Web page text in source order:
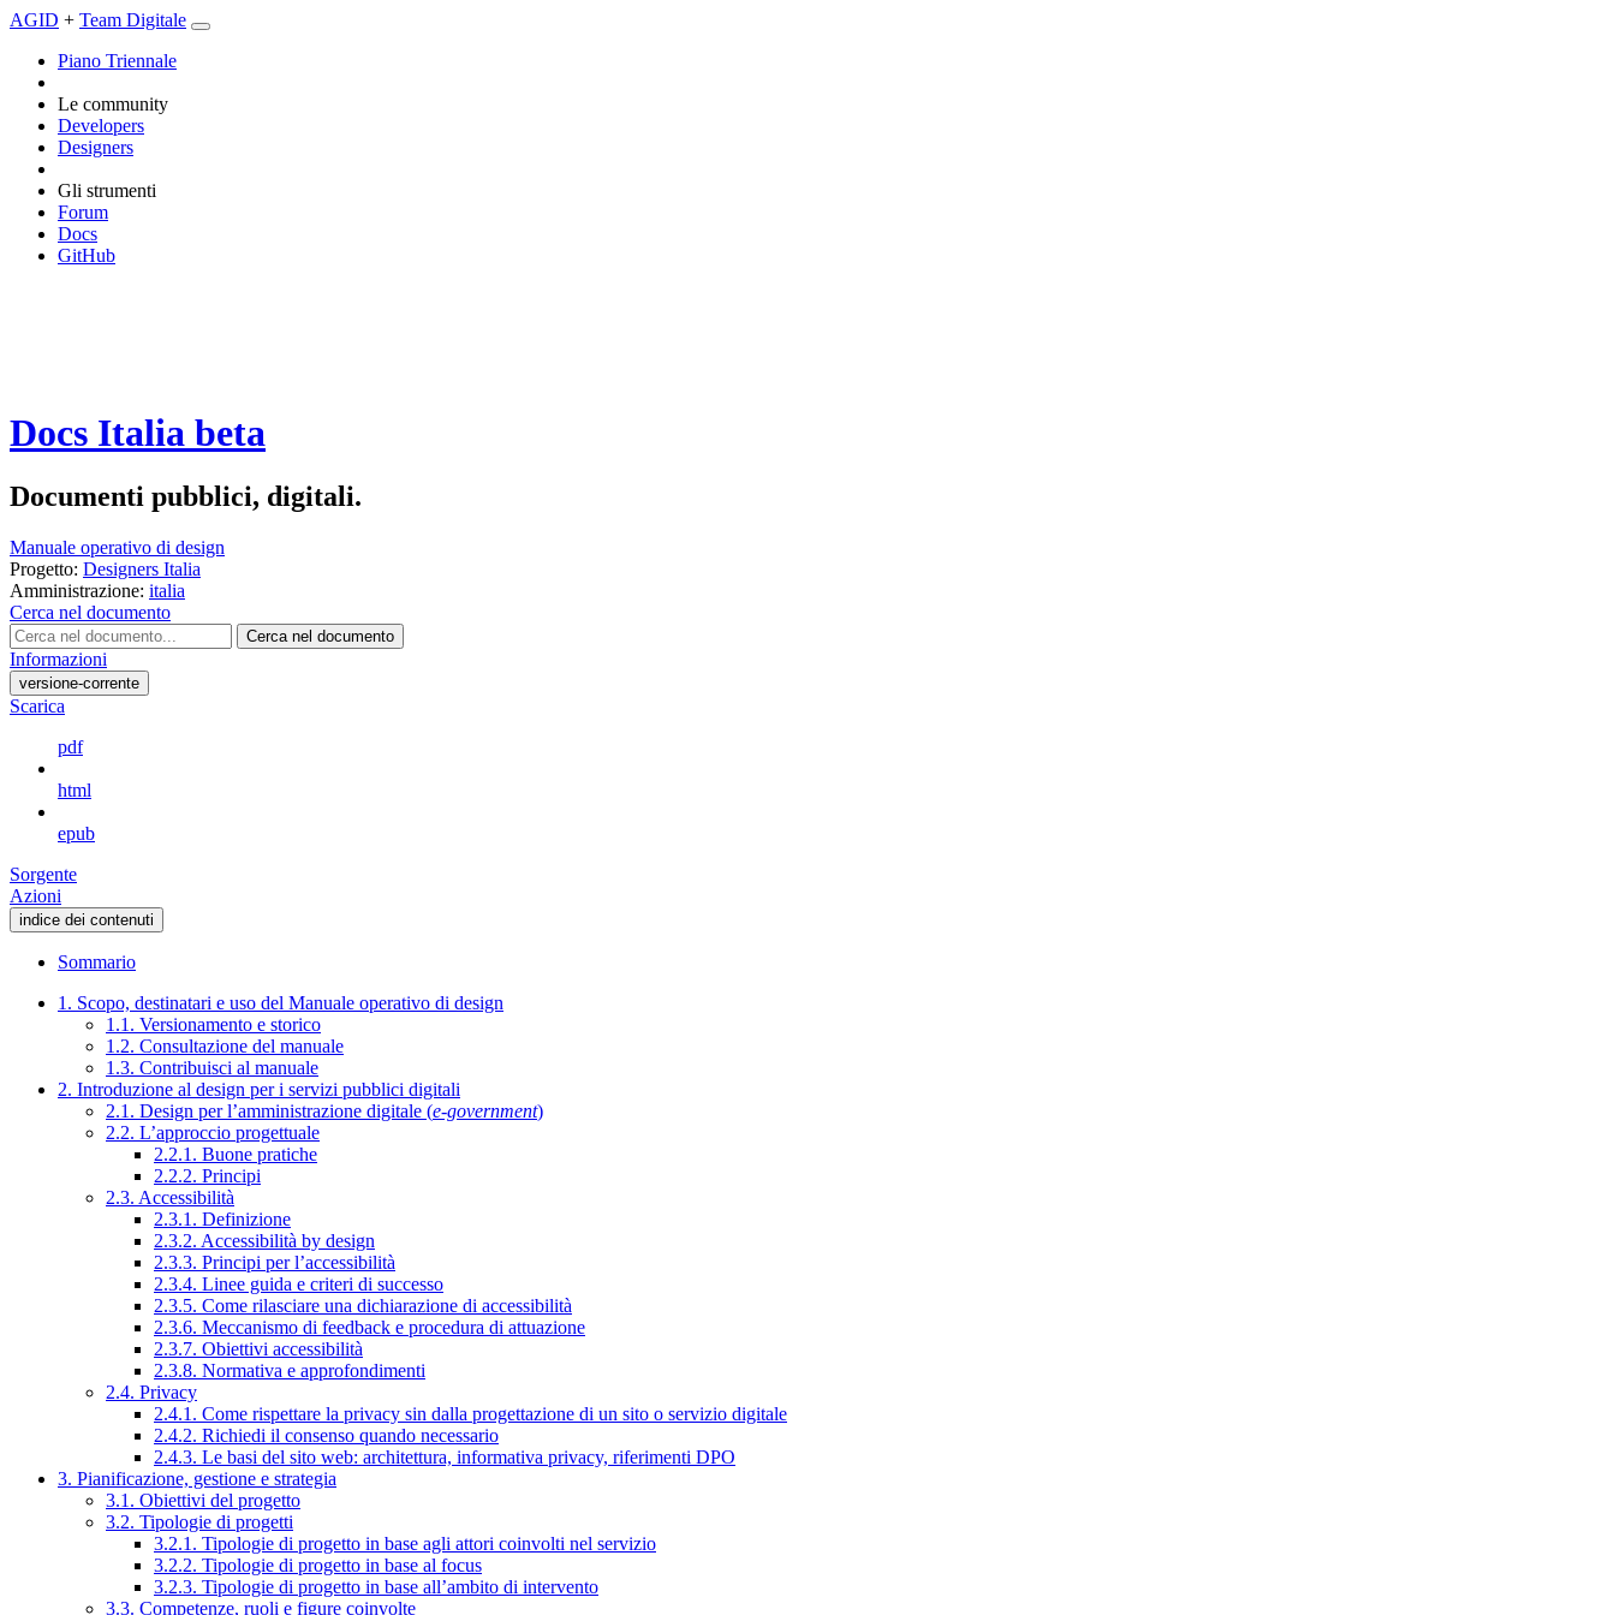
AGID + Team Digitale
Piano Triennale
Le community
Developers
Designers
Gli strumenti
Forum
Docs
GitHub
Docs Italia beta
Documenti pubblici, digitali.
Manuale operativo di design
Progetto: Designers Italia
Amministrazione: italia
Cerca nel documento
Cerca nel documento
Informazioni
versione-corrente
Scarica
pdf
html
epub
Sorgente
Azioni
indice dei contenuti
Sommario
1. Scopo, destinatari e uso del Manuale operativo di design
1.1. Versionamento e storico
1.2. Consultazione del manuale
1.3. Contribuisci al manuale
2. Introduzione al design per i servizi pubblici digitali
2.1. Design per l’amministrazione digitale (e-government)
2.2. L’approccio progettuale
2.2.1. Buone pratiche
2.2.2. Principi
2.3. Accessibilità
2.3.1. Definizione
2.3.2. Accessibilità by design
2.3.3. Principi per l’accessibilità
2.3.4. Linee guida e criteri di successo
2.3.5. Come rilasciare una dichiarazione di accessibilità
2.3.6. Meccanismo di feedback e procedura di attuazione
2.3.7. Obiettivi accessibilità
2.3.8. Normativa e approfondimenti
2.4. Privacy
2.4.1. Come rispettare la privacy sin dalla progettazione di un sito o servizio digitale
2.4.2. Richiedi il consenso quando necessario
2.4.3. Le basi del sito web: architettura, informativa privacy, riferimenti DPO
3. Pianificazione, gestione e strategia
3.1. Obiettivi del progetto
3.2. Tipologie di progetti
3.2.1. Tipologie di progetto in base agli attori coinvolti nel servizio
3.2.2. Tipologie di progetto in base al focus
3.2.3. Tipologie di progetto in base all’ambito di intervento
3.3. Competenze, ruoli e figure coinvolte